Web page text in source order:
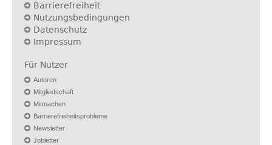
Barrierefreiheit
Nutzungsbedingungen
Datenschutz
Impressum
Für Nutzer
Autoren
Mitgliedschaft
Mitmachen
Barrierefreiheitsprobleme
Newsletter
Jobletter